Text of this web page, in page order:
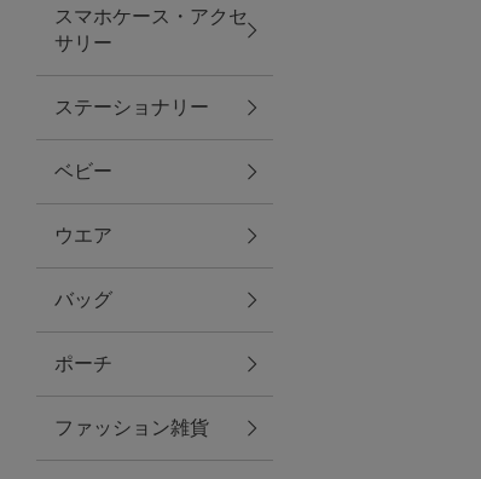
キッチン
ファブリック
グリーン
バス＆ビューティー
バス＆ビューティー
スマホケース・アクセ
サリー
ステーショナリー
ベビー
ウエア
バッグ
ポーチ
ファッション雑貨